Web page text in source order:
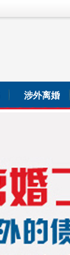
涉外离婚